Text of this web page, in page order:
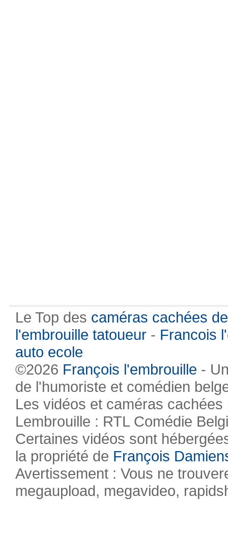
Le Top des caméras cachées
l'embrouille tatoueur - Francois
auto ecole
©2026 François l'embrouille -
de l'humoriste et comédien
Les vidéos et caméras
Lembrouille : RTL Comédie
Certaines vidéos sont
la propriété de François
Avertissement : Vous ne
megaupload, megavideo,